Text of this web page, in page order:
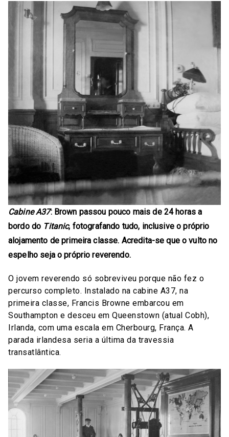
Cabine A37: Brown passou pouco mais de 24 horas a
bordo do Titanic, fotografando tudo, inclusive o próprio
alojamento de primeira classe. Acredita-se que o vulto no
espelho seja o próprio reverendo.
O jovem reverendo só sobreviveu porque não fez o
percurso completo. Instalado na cabine A37, na
primeira classe, Francis Browne embarcou em
Southampton e desceu em Queenstown (atual Cobh),
Irlanda, com uma escala em Cherbourg, França. A
parada irlandesa seria a última da travessia
transatlântica.